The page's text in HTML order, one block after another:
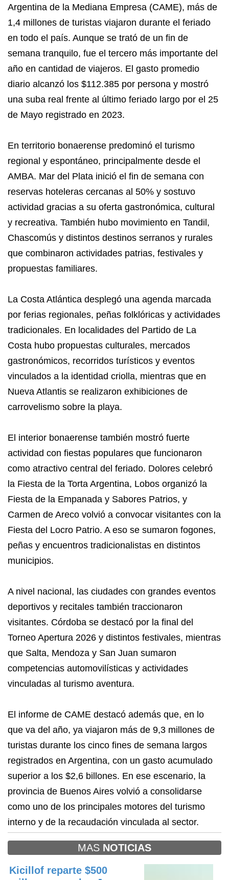
Argentina de la Mediana Empresa (CAME), más de
1,4 millones de turistas viajaron durante el feriado
en todo el país. Aunque se trató de un fin de
semana tranquilo, fue el tercero más importante del
año en cantidad de viajeros. El gasto promedio
diario alcanzó los $112.385 por persona y mostró
una suba real frente al último feriado largo por el 25
de Mayo registrado en 2023.
En territorio bonaerense predominó el turismo
regional y espontáneo, principalmente desde el
AMBA. Mar del Plata inició el fin de semana con
reservas hoteleras cercanas al 50% y sostuvo
actividad gracias a su oferta gastronómica, cultural
y recreativa. También hubo movimiento en Tandil,
Chascomús y distintos destinos serranos y rurales
que combinaron actividades patrias, festivales y
propuestas familiares.
La Costa Atlántica desplegó una agenda marcada
por ferias regionales, peñas folklóricas y actividades
tradicionales. En localidades del Partido de La
Costa hubo propuestas culturales, mercados
gastronómicos, recorridos turísticos y eventos
vinculados a la identidad criolla, mientras que en
Nueva Atlantis se realizaron exhibiciones de
carrovelismo sobre la playa.
El interior bonaerense también mostró fuerte
actividad con fiestas populares que funcionaron
como atractivo central del feriado. Dolores celebró
la Fiesta de la Torta Argentina, Lobos organizó la
Fiesta de la Empanada y Sabores Patrios, y
Carmen de Areco volvió a convocar visitantes con la
Fiesta del Locro Patrio. A eso se sumaron fogones,
peñas y encuentros tradicionalistas en distintos
municipios.
A nivel nacional, las ciudades con grandes eventos
deportivos y recitales también traccionaron
visitantes. Córdoba se destacó por la final del
Torneo Apertura 2026 y distintos festivales, mientras
que Salta, Mendoza y San Juan sumaron
competencias automovilísticas y actividades
vinculadas al turismo aventura.
El informe de CAME destacó además que, en lo
que va del año, ya viajaron más de 9,3 millones de
turistas durante los cinco fines de semana largos
registrados en Argentina, con un gasto acumulado
superior a los $2,6 billones. En ese escenario, la
provincia de Buenos Aires volvió a consolidarse
como uno de los principales motores del turismo
interno y de la recaudación vinculada al sector.
MAS NOTICIAS
Kicillof reparte $500